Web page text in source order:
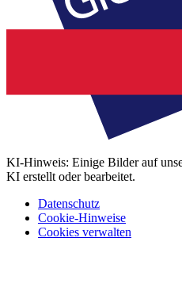
KI-Hinweis: Einige Bilder auf
KI erstellt oder bearbeitet.
Datenschutz
Cookie-Hinweise
Cookies verwalten